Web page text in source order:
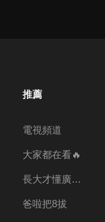
推薦
電視頻道
大家都在看🔥
長大才懂廣志的偉大
爸啦把8拔